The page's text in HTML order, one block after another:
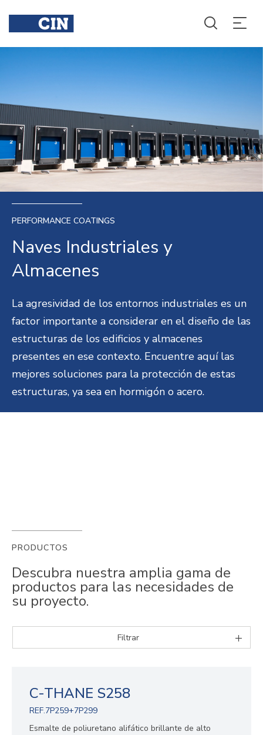
PERFORMANCE COATINGS
Naves Industriales y
Almacenes
La agresividad de los entornos industriales es un
factor importante a considerar en el diseño de las
estructuras de los edificios y almacenes
presentes en ese contexto. Encuentre aquí las
mejores soluciones para la protección de estas
estructuras, ya sea en hormigón o acero.
PRODUCTOS
Descubra nuestra amplia gama de
productos para las necesidades de
su proyecto.
Filtrar
C-THANE S258
REF.7P259+7P299
Esmalte de poliuretano alifático brillante de alto